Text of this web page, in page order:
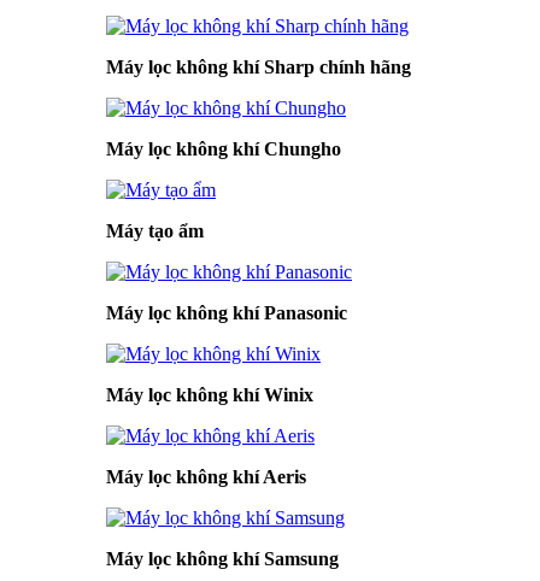
Máy lọc không khí Sharp chính hãng
Máy lọc không khí Chungho
Máy tạo ẩm
Máy lọc không khí Panasonic
Máy lọc không khí Winix
Máy lọc không khí Aeris
Máy lọc không khí Samsung